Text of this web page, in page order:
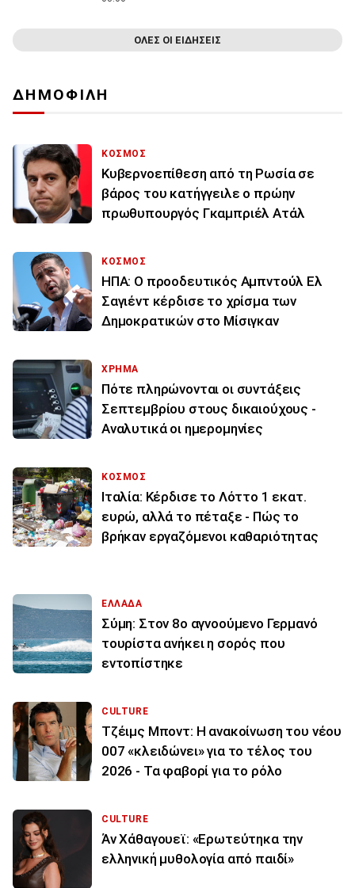
ΟΛΕΣ ΟΙ ΕΙΔΗΣΕΙΣ
ΔΗΜΟΦΙΛΗ
ΚΟΣΜΟΣ
Κυβερνοεπίθεση από τη Ρωσία σε
βάρος του κατήγγειλε ο πρώην
πρωθυπουργός Γκαμπριέλ Ατάλ
ΚΟΣΜΟΣ
ΗΠΑ: Ο προοδευτικός Αμπντούλ Ελ
Σαγιέντ κέρδισε το χρίσμα των
Δημοκρατικών στο Μίσιγκαν
ΧΡΗΜΑ
Πότε πληρώνονται οι συντάξεις
Σεπτεμβρίου στους δικαιούχους -
Αναλυτικά οι ημερομηνίες
ΚΟΣΜΟΣ
Ιταλία: Κέρδισε το Λόττο 1 εκατ.
ευρώ, αλλά το πέταξε - Πώς το
βρήκαν εργαζόμενοι καθαριότητας
ΕΛΛΑΔΑ
Σύμη: Στον 8ο αγνοούμενο Γερμανό
τουρίστα ανήκει η σορός που
εντοπίστηκε
CULTURE
Τζέιμς Μποντ: Η ανακοίνωση του νέου
007 «κλειδώνει» για το τέλος του
2026 - Τα φαβορί για το ρόλο
CULTURE
Άν Χάθαγουεϊ: «Ερωτεύτηκα την
ελληνική μυθολογία από παιδί»